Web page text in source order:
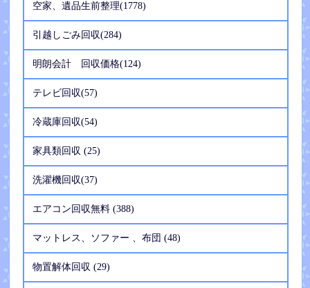
空家、遺品生前整理(1778)
引越しごみ回収(284)
明朗会計 回収価格(124)
テレビ回収(57)
冷蔵庫回収(54)
家具類回収 (25)
洗濯機回収(37)
エアコン回収無料 (388)
マットレス、ソファー 、布団 (48)
物置解体回収 (29)